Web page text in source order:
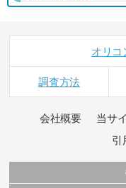
オリコ
調査方法
会社概要 当サ
引